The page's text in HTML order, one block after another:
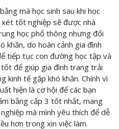
mà học sinh sau khi học
tốt nghiệp sẽ được nhà
học phổ thông nhưng đối
khăn, do hoàn cảnh gia đình
tiếp tục con đường học tập và
để giúp gia đình trang trải
kinh tế gặp khó khăn. Chính vì
hiện là cơ hội để các bạn
bằng cấp 3 tốt nhất, mang
mà mình yêu thích để dễ
hơn trong xin việc làm.